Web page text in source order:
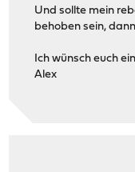
Und sollte mein
behoben sein,
Ich wünsch euch
Alex